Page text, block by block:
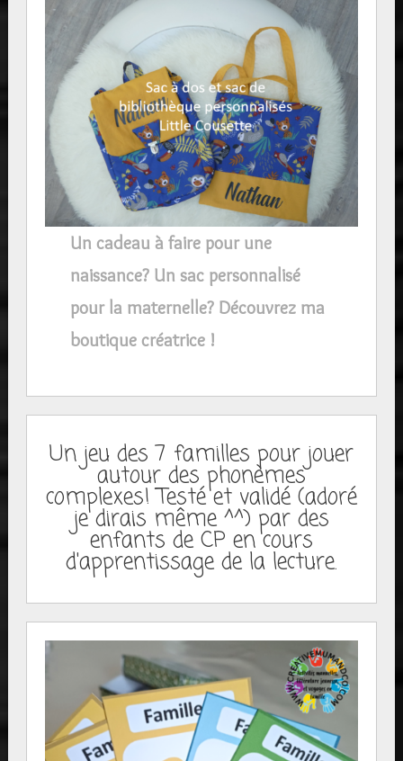
Un cadeau à faire pour une
naissance? Un sac personnalisé
pour la maternelle? Découvrez ma
boutique créatrice !
Un jeu des 7 familles pour jouer
autour des phonèmes
complexes! Testé et validé (adoré
je dirais même ^^) par des
enfants de CP en cours
d'apprentissage de la lecture.